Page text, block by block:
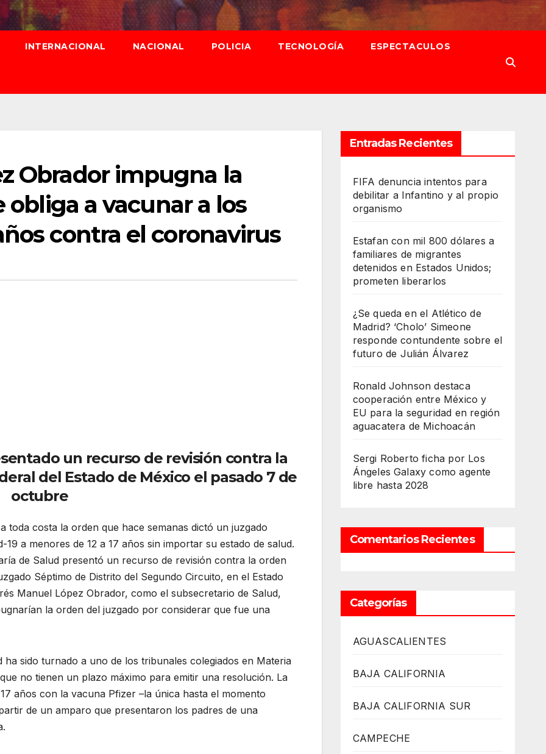
INTERNACIONAL NACIONAL POLICIA TECNOLOGÍA ESPECTACULOS
Obrador impugna la
a vacunar a los
contra el coronavirus
un recurso de revisión contra la
del Estado de México el pasado 7 de
octubre
toda costa la orden que hace semanas dictó un juzgado
a menores de 12 a 17 años sin importar su estado de salud.
de Salud presentó un recurso de revisión contra la orden
Séptimo de Distrito del Segundo Circuito, en el Estado
Manuel López Obrador, como el subsecretario de Salud,
la orden del juzgado por considerar que fue una
sido turnado a uno de los tribunales colegiados en Materia
no tienen un plazo máximo para emitir una resolución. La
años con la vacuna Pfizer –la única hasta el momento
de un amparo que presentaron los padres de una
Entradas Recientes
FIFA denuncia intentos para
debilitar a Infantino y al propio
organismo
Estafan con mil 800 dólares a
familiares de migrantes
detenidos en Estados Unidos;
prometen liberarlos
¿Se queda en el Atlético de
Madrid? ‘Cholo’ Simeone
responde contundente sobre el
futuro de Julián Álvarez
Ronald Johnson destaca
cooperación entre México y
EU para la seguridad en región
aguacatera de Michoacán
Sergi Roberto ficha por Los
Ángeles Galaxy como agente
libre hasta 2028
Comentarios Recientes
Categorías
AGUASCALIENTES
BAJA CALIFORNIA
BAJA CALIFORNIA SUR
CAMPECHE